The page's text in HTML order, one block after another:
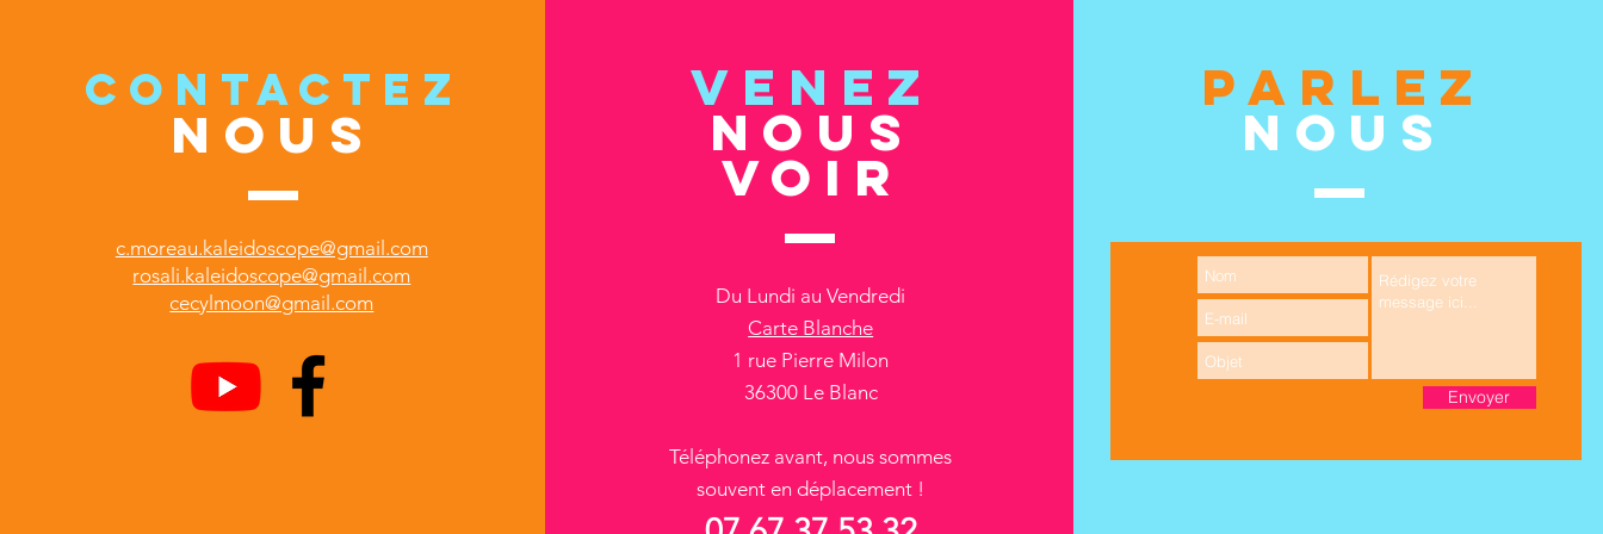
CONTACTEZ
NOUS
c.moreau.kaleidoscope@gmail.com
rosali.kaleidoscope@gmail.com
cecylmoon@gmail.com
VENEZ
NOUS
VOIR
Du Lundi au Vendredi
Carte Blanche
1 rue Pierre Milon
36300 Le Blanc
Téléphonez avant, nous sommes
souvent en déplacement !
PARLEZ
NOUS
Envoyer